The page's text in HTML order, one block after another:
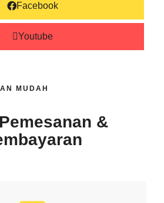
Facebook
Youtube
MUDAH
&